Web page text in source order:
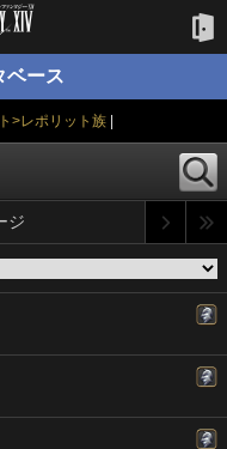
ベース
>レポリット族|
ジ